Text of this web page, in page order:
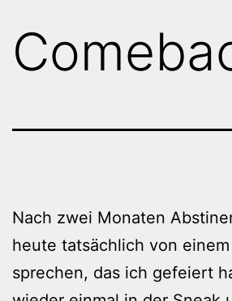
Nach zwei Monaten
heute tatsächlich von
sprechen, das ich gefeiert